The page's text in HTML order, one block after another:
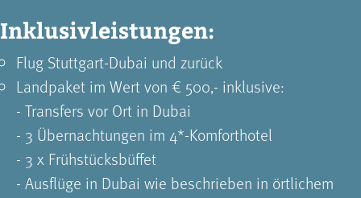
Inklusivleistungen:
Flug Stuttgart-Dubai und zurück
Landpaket im Wert von € 500,- inklusive:
- Transfers vor Ort in Dubai
- 3 Übernachtungen im 4*-Komforthotel
- 3 x Frühstücksbüffet
- Ausflüge in Dubai wie beschrieben in örtlichem